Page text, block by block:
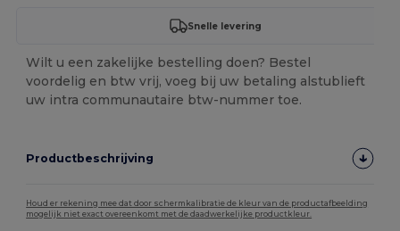
Snelle levering
Wilt u een zakelijke bestelling doen? Bestel
voordelig en btw vrij, voeg bij uw betaling alstublieft
uw intra communautaire btw-nummer toe.
Productbeschrijving
Houd er rekening mee dat door schermkalibratie de kleur van de productafbeelding
mogelijk niet exact overeenkomt met de daadwerkelijke productkleur.